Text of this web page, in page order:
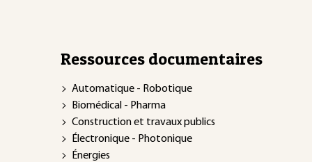
Ressources documentaires
Automatique - Robotique
Biomédical - Pharma
Construction et travaux publics
Électronique - Photonique
Énergies